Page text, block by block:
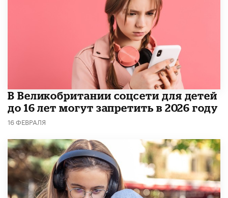
В Великобритании соцсети для детей
до 16 лет могут запретить в 2026 году
16 ФЕВРАЛЯ